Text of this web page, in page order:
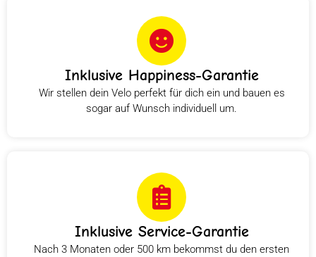
Inklusive Happiness-Garantie
Wir stellen dein Velo perfekt für dich ein und bauen es
sogar auf Wunsch individuell um.
Inklusive Service-Garantie
Nach 3 Monaten oder 500 km bekommst du den ersten